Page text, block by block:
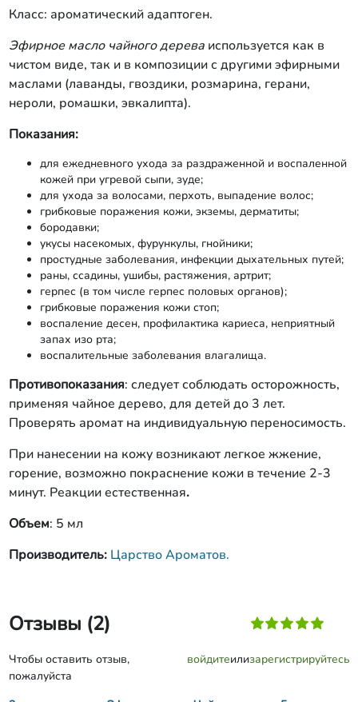
Класс: ароматический адаптоген.
Эфирное масло чайного дереваиспользуется как в
чистом виде, так и в композиции с другими эфирными
маслами (лаванды, гвоздики, розмарина, герани,
нероли, ромашки, эвкалипта).
Показания:
для ежедневного ухода за раздраженной и воспаленной
кожей при угревой сыпи, зуде;
для ухода за волосами, перхоть, выпадение волос;
грибковые поражения кожи, экземы, дерматиты;
бородавки;
укусы насекомых, фурункулы, гнойники;
простудные заболевания, инфекции дыхательных путей;
раны, ссадины, ушибы, растяжения, артрит;
герпес (в том числе герпес половых органов);
грибковые поражения кожи стоп;
воспаление десен, профилактика кариеса, неприятный
запах изо рта;
воспалительные заболевания влагалища.
Противопоказания: следует соблюдать осторожность,
применяя чайное дерево, для детей до 3 лет.
Проверять аромат на индивидуальную переносимость.
При нанесении на кожу возникают легкое жжение,
горение, возможно покраснение кожи в течение 2-3
минут. Реакции естественная.
Объем: 5 мл
Производитель: Царство Ароматов.
Отзывы (2)
Чтобы оставить отзыв,
пожалуйста
войдитеилизарегистрируйтесь